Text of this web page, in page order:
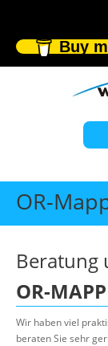
Buy
OR-
Beratung
OR-
Wir haben viel
beraten Sie sehr